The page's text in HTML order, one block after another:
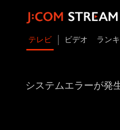
テレビ ビデオ ラン
システムエラーが発